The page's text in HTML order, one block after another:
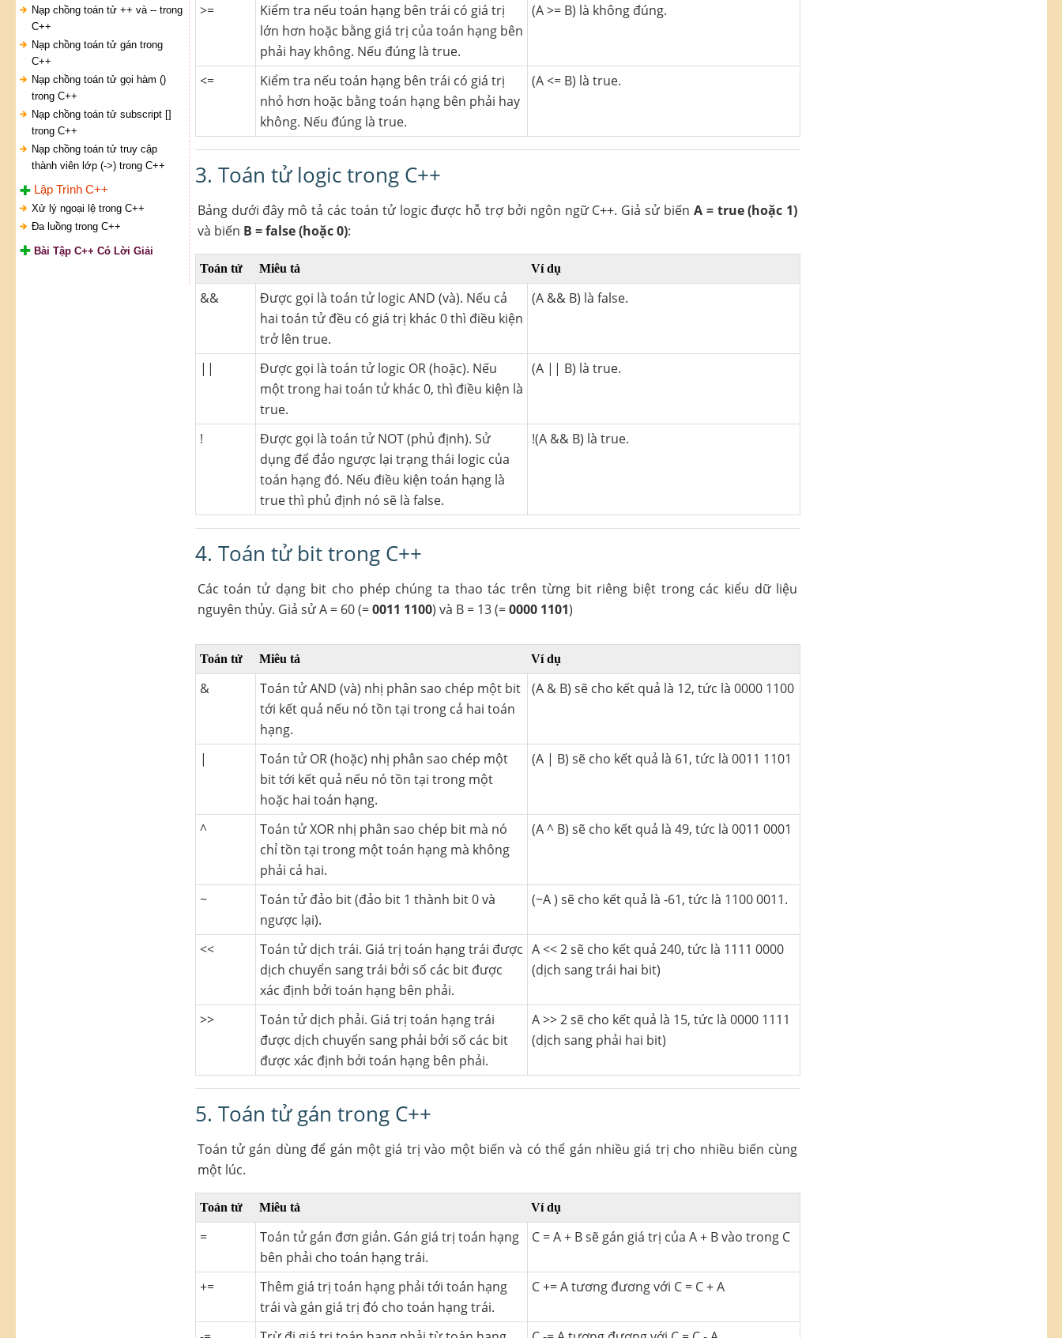
Nạp chồng toán tử ++ và -- trong
C++
Nạp chồng toán tử gán trong
C++
Nạp chồng toán tử gọi hàm ()
trong C++
Nạp chồng toán tử subscript []
trong C++
Nạp chồng toán tử truy cập
thành viên lớp (->) trong C++
Lập Trình C++
Xử lý ngoại lệ trong C++
Đa luồng trong C++
Bài Tập C++ Có Lời Giải
>=
Kiểm tra nếu toán hạng bên trái có giá trị
lớn hơn hoặc bằng giá trị của toán hạng bên
phải hay không. Nếu đúng là true.
(A >= B) là không đúng.
<=
Kiểm tra nếu toán hạng bên trái có giá trị
nhỏ hơn hoặc bằng toán hạng bên phải hay
không. Nếu đúng là true.
(A <= B) là true.
3. Toán tử logic trong C++
Bảng dưới đây mô tả các toán tử logic được hỗ trợ bởi ngôn ngữ C++. Giả sử biến A = true (hoặc 1)
và biến B = false (hoặc 0):
Toán tử Miêu tả Ví dụ
&&
Được gọi là toán tử logic AND (và). Nếu cả
hai toán tử đều có giá trị khác 0 thì điều kiện
trở lên true.
(A && B) là false.
||
Được gọi là toán tử logic OR (hoặc). Nếu
một trong hai toán tử khác 0, thì điều kiện là
true.
(A || B) là true.
!
Được gọi là toán tử NOT (phủ định). Sử
dụng để đảo ngược lại trạng thái logic của
toán hạng đó. Nếu điều kiện toán hạng là
true thì phủ định nó sẽ là false.
!(A && B) là true.
4. Toán tử bit trong C++
Các toán tử dạng bit cho phép chúng ta thao tác trên từng bit riêng biệt trong các kiểu dữ liệu
nguyên thủy. Giả sử A = 60 (=0011 1100) và B = 13 (=0000 1101)
Toán tử Miêu tả Ví dụ
&
Toán tử AND (và) nhị phân sao chép một bit
tới kết quả nếu nó tồn tại trong cả hai toán
hạng.
(A & B) sẽ cho kết quả là 12, tức là 0000 1100
|
Toán tử OR (hoặc) nhị phân sao chép một
bit tới kết quả nếu nó tồn tại trong một
hoặc hai toán hạng.
(A | B) sẽ cho kết quả là 61, tức là 0011 1101
^
Toán tử XOR nhị phân sao chép bit mà nó
chỉ tồn tại trong một toán hạng mà không
phải cả hai.
(A ^ B) sẽ cho kết quả là 49, tức là 0011 0001
~
Toán tử đảo bit (đảo bit 1 thành bit 0 và
ngược lại).
(~A ) sẽ cho kết quả là -61, tức là 1100 0011.
<<
Toán tử dịch trái. Giá trị toán hạng trái được
dịch chuyển sang trái bởi số các bit được
xác định bởi toán hạng bên phải.
A << 2 sẽ cho kết quả 240, tức là 1111 0000
(dịch sang trái hai bit)
>>
Toán tử dịch phải. Giá trị toán hạng trái
được dịch chuyển sang phải bởi số các bit
được xác định bởi toán hạng bên phải.
A >> 2 sẽ cho kết quả là 15, tức là 0000 1111
(dịch sang phải hai bit)
5. Toán tử gán trong C++
Toán tử gán dùng để gán một giá trị vào một biến và có thể gán nhiều giá trị cho nhiều biến cùng
một lúc.
Toán tử Miêu tả Ví dụ
=
Toán tử gán đơn giản. Gán giá trị toán hạng
bên phải cho toán hạng trái.
C = A + B sẽ gán giá trị của A + B vào trong C
+=
Thêm giá trị toán hạng phải tới toán hạng
trái và gán giá trị đó cho toán hạng trái.
C += A tương đương với C = C + A